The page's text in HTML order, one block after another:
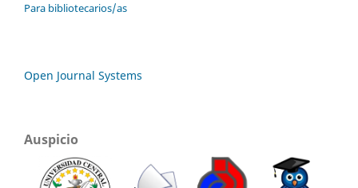
Para bibliotecarios/as
Open Journal Systems
Auspicio